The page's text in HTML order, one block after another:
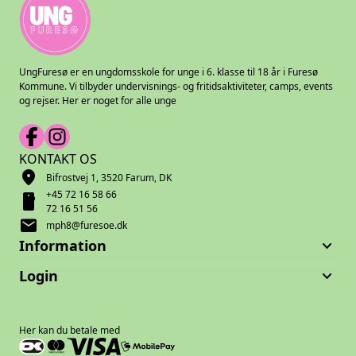
UngFuresø er en ungdomsskole for unge i 6. klasse til 18 år i Furesø
Kommune. Vi tilbyder undervisnings- og fritidsaktiviteter, camps, events
og rejser. Her er noget for alle unge
KONTAKT OS
location_on Bifrostvej 1, 3520 Farum, DK
smartphone
+45 72 16 58 66
72 16 51 56
mail mph8@furesoe.dk
Information keyboard_arrow_down
Login keyboard_arrow_down
Her kan du betale med